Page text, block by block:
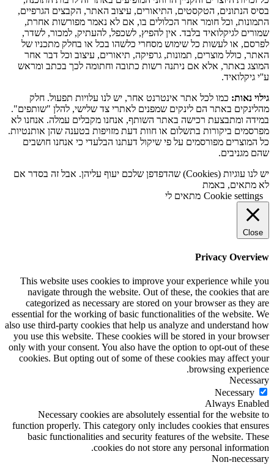
בסיס הנתונים, הטקסטים, התיאורים, עיצוב האתר, הקבצים הגרפיים,
התמונות, וכל חומר אחר הכלולים בו, אם לא נאמר מפורשות אחרת,
שמורים לגיקלואיד בלבד. אין להפיץ, לשכפל, להעתיק, למכור, לשדר,
לפרסם, או לעשות כל שימוש מסחרי כלשהו בכל או בחלק מתכניו של
האתר, כולל מוצרים, תמונות, גרפיקה, תיאורים, עיצוב וכל דבר אחר
המוצג באתר, אלא אם ניתנה רשות כתובה וחתומה לכך בכתב ומראש
ע''י גיקלואיד.
גילוי נאות: כמו לכל אתר אינטרנט אחר, יש לנו עלויות תפעול. חלק
מהלינקים באתר הם לינקים שמפנים לאתרי צד שלישי, להלן "שותפים".
במידה ומתבצעת רכישה באתר השותף, אנחנו מקבלים עמלה. אנחנו לא
מפרסמים ביקורות בתשלום או חוות דעת מזויפות בטענה שהן אותנטיות.
כל המוצרים מפורסמים על פי שיקול דעתנו הבלעדי כי אנחנו חושבים
שהם מגניבים.
יש לנו עוגיות (Cookies) שהדפדפן שלכם יעוף עליהן. אבל זה בסדר אם
לא מתאים, באמת
Cookie settings מתאים לי
Close
Privacy Overview
This website uses cookies to improve your experience while you
navigate through the website. Out of these, the cookies that are
categorized as necessary are stored on your browser as they are
essential for the working of basic functionalities of the website. We
also use third-party cookies that help us analyze and understand how
you use this website. These cookies will be stored in your browser
only with your consent. You also have the option to opt-out of these
cookies. But opting out of some of these cookies may affect your
browsing experience.
Necessary
Necessary
Always Enabled
Necessary cookies are absolutely essential for the website to
function properly. This category only includes cookies that ensures
basic functionalities and security features of the website. These
cookies do not store any personal information.
Non-necessary